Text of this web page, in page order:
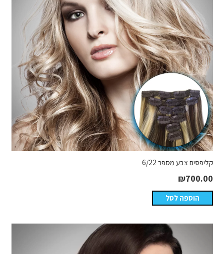
קליפסים צבע מספר 6/22
₪700.00
הוספה לסל